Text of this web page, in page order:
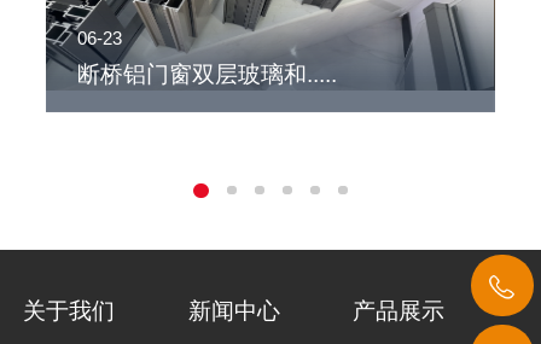
06-23
断桥铝门窗双层玻璃和.....
关于我们 新闻中心
产品展示